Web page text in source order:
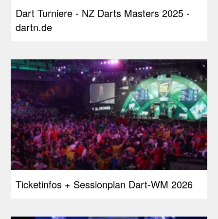
Dart Turniere - NZ Darts Masters 2025 -
dartn.de
Ticketinfos + Sessionplan Dart-WM 2026